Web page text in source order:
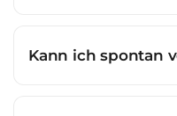
Kann ich spontan